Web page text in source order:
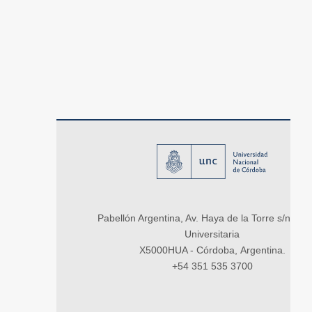
Pabellón Argentina, Av. Haya de la Torre s/n,
Universitaria
X5000HUA - Córdoba, Argentina.
+54 351 535 3700